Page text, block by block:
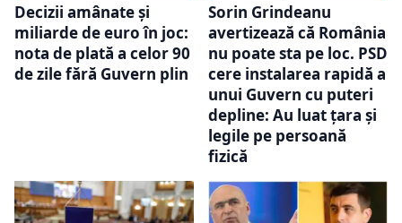
Decizii amânate și
miliarde de euro în joc:
nota de plată a celor 90
de zile fără Guvern plin
Sorin Grindeanu
avertizează că România
nu poate sta pe loc. PSD
cere instalarea rapidă a
unui Guvern cu puteri
depline: Au luat ţara şi
legile pe persoană
fizică